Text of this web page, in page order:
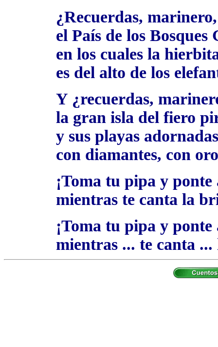
¿Recuerdas, marinero,
el País de los Bosques
en los cuales la
es del alto de los
Y ¿recuerdas,
la gran isla del fiero
y sus playas adornadas
con diamantes, con
¡Toma tu pipa y
mientras te canta la
¡Toma tu pipa y
mientras ... te canta